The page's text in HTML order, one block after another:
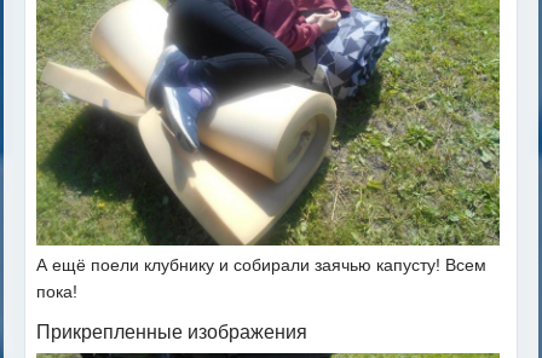
А ещё поели клубнику и собирали заячью капусту! Всем
пока!
Прикрепленные изображения